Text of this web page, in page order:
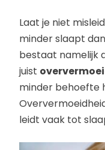
Laat je niet
minder slaapt
bestaat namelijk
juist
minder behoefte
leidt vaak tot